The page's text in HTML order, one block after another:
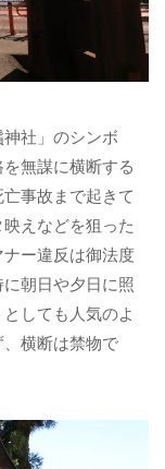
社」のシンボ
無謀に横断する
事故まで起きて
えなどを狙った
ー違反は御法度
朝日や夕日に照
しても人気のよ
横断は禁物で